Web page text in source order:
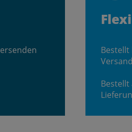
Bestellt
Bestellt